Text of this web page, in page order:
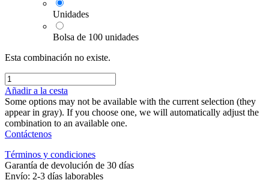
Unidades
Bolsa de 100 unidades
Esta combinación no existe.
Añadir a la cesta
Some options may not be available with the current selection (they
appear in gray). If you choose one, we will automatically adjust the
combination to an available one.
Contáctenos
Términos y condiciones
Garantía de devolución de 30 días
Envío: 2-3 días laborables